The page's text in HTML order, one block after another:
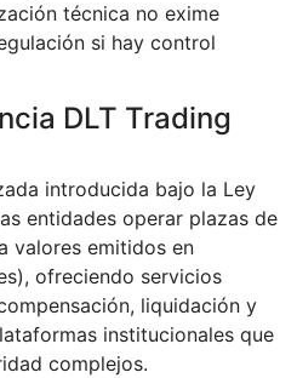
técnica no exime
si hay control
DLT Trading
introducida bajo la Ley
entidades operar plazas de
valores emitidos en
ofreciendo servicios
liquidación y
institucionales que
complejos.